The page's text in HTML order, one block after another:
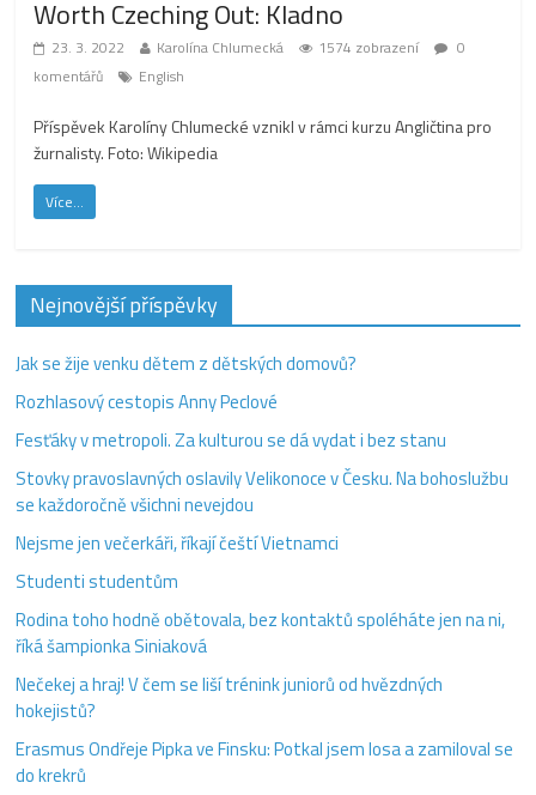
Worth Czeching Out: Kladno
23. 3. 2022 Karolína Chlumecká 1574 zobrazení
0
komentářů
English
Příspěvek Karolíny Chlumecké vznikl v rámci kurzu Angličtina pro
žurnalisty. Foto: Wikipedia
Více...
Nejnovější příspěvky
Jak se žije venku dětem z dětských domovů?
Rozhlasový cestopis Anny Peclové
Fesťáky v metropoli. Za kulturou se dá vydat i bez stanu
Stovky pravoslavných oslavily Velikonoce v Česku. Na bohoslužbu
se každoročně všichni nevejdou
Nejsme jen večerkáři, říkají čeští Vietnamci
Studenti studentům
Rodina toho hodně obětovala, bez kontaktů spoléháte jen na ni,
říká šampionka Siniaková
Nečekej a hraj! V čem se liší trénink juniorů od hvězdných
hokejistů?
Erasmus Ondřeje Pipka ve Finsku: Potkal jsem losa a zamiloval se
do krekrů